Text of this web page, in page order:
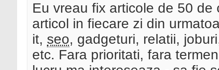
Eu vreau fix articole de 50
articol in fiecare zi din
it, seo, gadgeturi, relatii,
etc. Fara prioritati, fara